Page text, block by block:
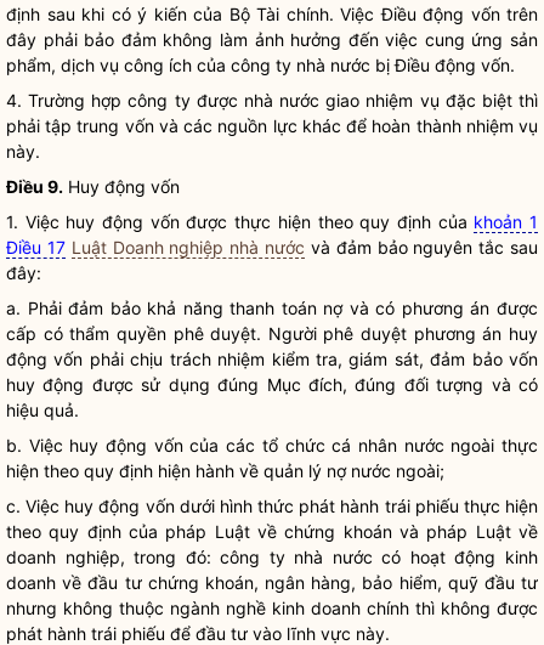
định sau khi có ý kiến của Bộ Tài chính. Việc Điều động vốn trên
đây phải bảo đảm không làm ảnh hưởng đến việc cung ứng sản
phẩm, dịch vụ công ích của công ty nhà nước bị Điều động vốn.
4. Trường hợp công ty được nhà nước giao nhiệm vụ đặc biệt thì
phải tập trung vốn và các nguồn lực khác để hoàn thành nhiệm vụ
này.
Điều 9. Huy động vốn
1. Việc huy động vốn được thực hiện theo quy định của khoản 1
Điều 17 Luật Doanh nghiệp nhà nước và đảm bảo nguyên tắc sau
đây:
a. Phải đảm bảo khả năng thanh toán nợ và có phương án được
cấp có thẩm quyềnphê duyệt. Người phê duyệt phương án huy
động vốn phải chịu trách nhiệm kiểm tra, giám sát, đảm bảo vốn
huy động được sử dụng đúng Mục đích, đúng đối tượng và có
hiệu quả.
b. Việc huy động vốn của các tổ chức cá nhân nước ngoài thực
hiện theo quy định hiện hành về quản lý nợ nước ngoài;
c. Việc huy động vốn dưới hình thức phát hành trái phiếu thực hiện
theo quy định của pháp Luậtvề chứng khoán và pháp Luậtvề
doanh nghiệp, trong đó:công ty nhà nước có hoạt động kinh
doanh về đầu tư chứng khoán, ngân hàng, bảo hiểm, quỹ đầu tư
nhưng không thuộc ngành nghề kinh doanh chính thì không được
phát hành trái phiếu để đầu tư vào lĩnh vực này.